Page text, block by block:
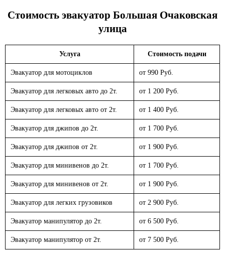
Стоимость эвакуатор Большая Очаковская
улица
Услуга Стоимость подачи
Эвакуатор для мотоциклов от 990 Руб.
Эвакуатор для легковых авто до 2т. от 1 200 Руб.
Эвакуатор для легковых авто от 2т. от 1 400 Руб.
Эвакуатор для джипов до 2т. от 1 700 Руб.
Эвакуатор для джипов от 2т. от 1 900 Руб.
Эвакуатор для минивенов до 2т. от 1 700 Руб.
Эвакуатор для минивенов от 2т. от 1 900 Руб.
Эвакуатор для легких грузовиков от 2 900 Руб.
Эвакуатор манипулятор до 2т. от 6 500 Руб.
Эвакуатор манипулятор от 2т. от 7 500 Руб.